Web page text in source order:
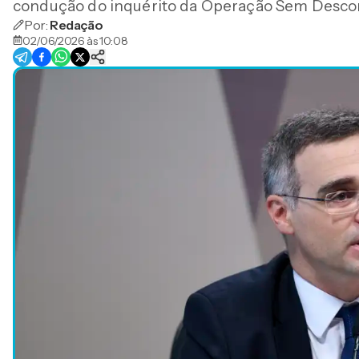
condução do inquérito da Operação Sem
Por: Redação
02/06/2026 às 10:08